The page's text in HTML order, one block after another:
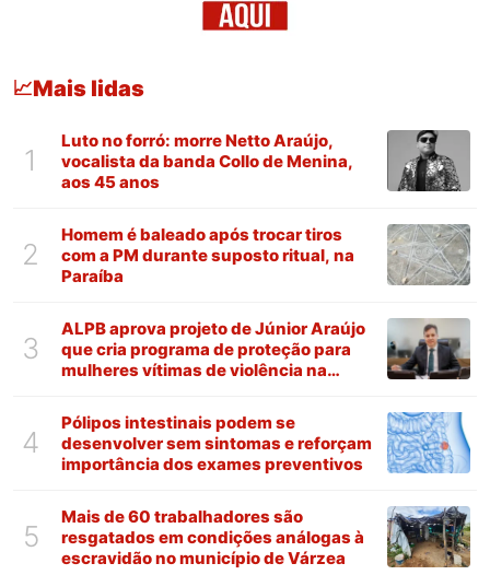
📈Mais lidas
1
Luto no forró: morre Netto Araújo,
vocalista da banda Collo de Menina,
aos 45 anos
2
Homem é baleado após trocar tiros
com a PM durante suposto ritual, na
Paraíba
3
ALPB aprova projeto de Júnior Araújo
que cria programa de proteção para
mulheres vítimas de violência na
4
Pólipos intestinais podem se
desenvolver sem sintomas e reforçam
importância dos exames preventivos
5
Mais de 60 trabalhadores são
resgatados em condições análogas à
escravidão no município de Várzea